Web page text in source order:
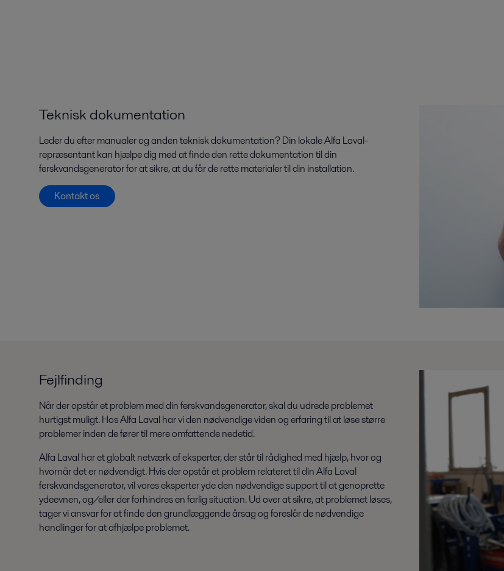
Teknisk dokumentation
Leder du efter manualer og anden teknisk dokumentation? Din lokale Alfa Laval-
repræsentant kan hjælpe dig med at finde den rette dokumentation til din
ferskvandsgenerator for at sikre, at du får de rette materialer til din installation.
Kontakt os
Fejlfinding
Når der opstår et problem med din ferskvandsgenerator, skal du udrede problemet
hurtigst muligt. Hos Alfa Laval har vi den nødvendige viden og erfaring til at løse større
problemer inden de fører til mere omfattende nedetid.
Alfa Laval har et globalt netværk af eksperter, der står til rådighed med hjælp, hvor og
hvornår det er nødvendigt. Hvis der opstår et problem relateret til din Alfa Laval
ferskvandsgenerator, vil vores eksperter yde den nødvendige support til at genoprette
ydeevnen, og/eller der forhindres en farlig situation. Ud over at sikre, at problemet løses,
tager vi ansvar for at finde den grundlæggende årsag og foreslår de nødvendige
handlinger for at afhjælpe problemet.